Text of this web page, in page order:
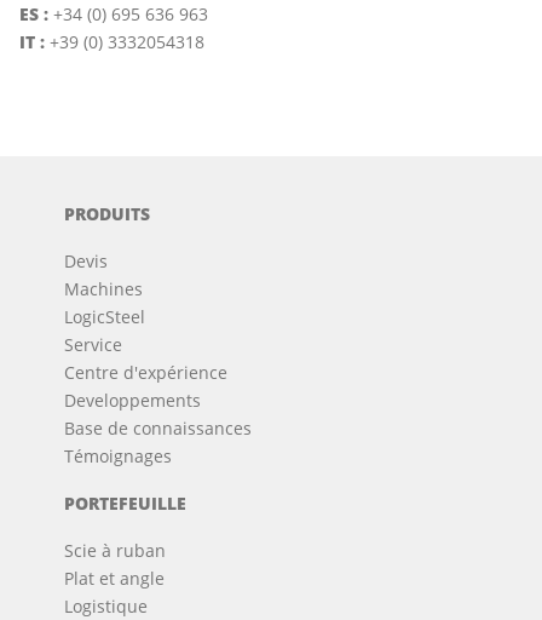
ES : +34 (0) 695 636 963
IT : +39 (0) 3332054318
PRODUITS
Devis
Machines
LogicSteel
Service
Centre d'expérience
Developpements
Base de connaissances
Témoignages
PORTEFEUILLE
Scie à ruban
Plat et angle
Logistique